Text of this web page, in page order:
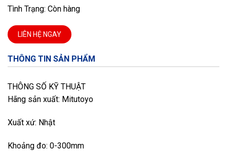
Tình Trạng: Còn hàng
LIÊN HỆ NGAY
THÔNG TIN SẢN PHẨM
THÔNG SỐ KỸ THUẬT
Hãng sản xuất: Mitutoyo
Xuất xứ: Nhật
Khoảng đo: 0-300mm